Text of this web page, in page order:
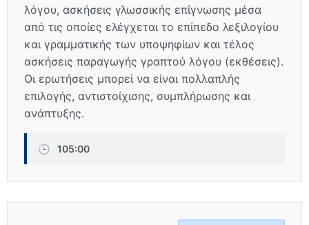
λόγου, ασκήσεις γλωσσικής επίγνωσης μέσα
από τις οποίες ελέγχεται το επίπεδο λεξιλογίου
και γραμματικής των υποψηφίων και τέλος
ασκήσεις παραγωγής γραπτού λόγου (εκθέσεις).
Οι ερωτήσεις μπορεί να είναι πολλαπλής
επιλογής, αντιστοίχισης, συμπλήρωσης και
ανάπτυξης.
🕒 105:00